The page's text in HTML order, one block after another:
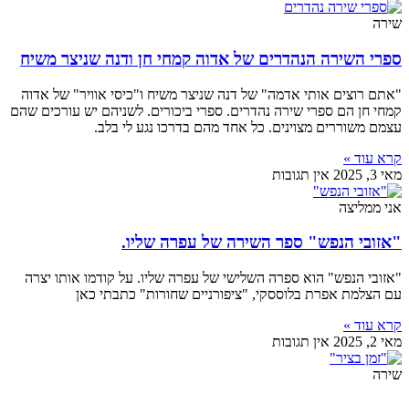
שירה
ספרי השירה הנהדרים של אדוה קמחי חן ודנה שניצר משיח
"אתם רוצים אותי אדמה" של דנה שניצר משיח ו"כיסי אוויר" של אדוה
קמחי חן הם ספרי שירה נהדרים. ספרי ביכורים. לשניהם יש עורכים שהם
עצמם משוררים מצוינים. כל אחד מהם בדרכו נגע לי בלב.
קרא עוד »
מאי 3, 2025
אין תגובות
אני ממליצה
"אזובי הנפש" ספר השירה של עפרה שליו.
"אזובי הנפש" הוא ספרה השלישי של עפרה שליו. על קודמו אותו יצרה
עם הצלמת אפרת בלוססקי, "ציפורניים שחורות" כתבתי כאן
קרא עוד »
מאי 2, 2025
אין תגובות
שירה